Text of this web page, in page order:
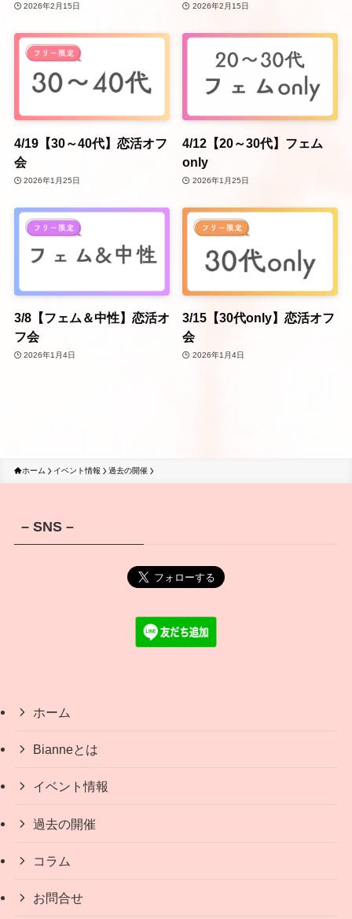
2026年2月15日 2026年2月15日
4/19【30～40代】恋活オフ
会
2026年1月25日
4/12【20～30代】フェム
only
2026年1月25日
3/8【フェム＆中性】恋活オ
フ会
2026年1月4日
3/15【30代only】恋活オフ
会
2026年1月4日
ホーム イベント情報 過去の開催
– SNS –
ホーム
Bianneとは
イベント情報
過去の開催
コラム
お問合せ